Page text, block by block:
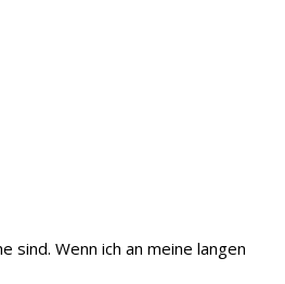
sind. Wenn ich an meine langen